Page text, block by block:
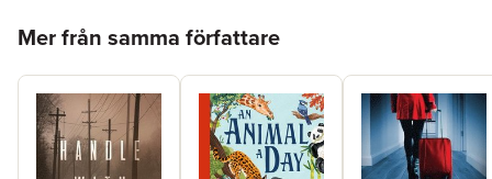
Mer från samma författare